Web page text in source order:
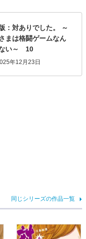
：対ありでした。 ～
まは格闘ゲームなん
い～ 10
年12月23日
同じシリーズの作品一覧